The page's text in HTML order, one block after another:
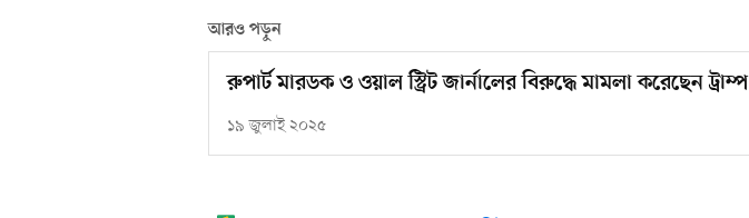
আরও পড়ুন
রুপার্ট মারডক ও ওয়াল স্ট্রিট জার্নালের বিরুদ্ধে মামলা করেছেন ট্রাম্প
১৯ জুলাই ২০২৫